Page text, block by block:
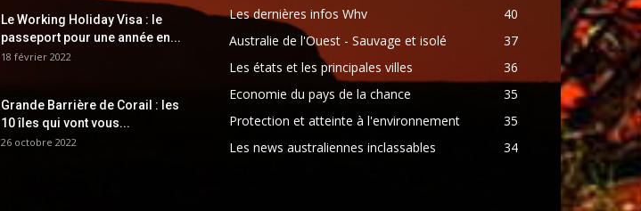
Le Working Holiday Visa : le
passeport pour une année en...
18 février 2022
Grande Barrière de Corail : les
10 îles qui vont vous...
26 octobre 2022
Les dernières infos Whv
40
Australie de l'Ouest - Sauvage et isolé
37
Les états et les principales villes
36
Economie du pays de la chance
35
Protection et atteinte à l'environnement
35
Les news australiennes inclassables
34